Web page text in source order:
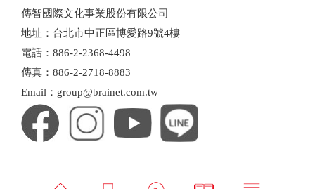
傳智國際文化事業股份有限公司
地址：台北市中正區博愛路9號4樓
電話：886-2-2368-4498
傳真：886-2-2718-8883
Email：group@brainet.com.tw